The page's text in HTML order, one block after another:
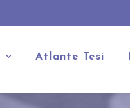
Atlante Tesi